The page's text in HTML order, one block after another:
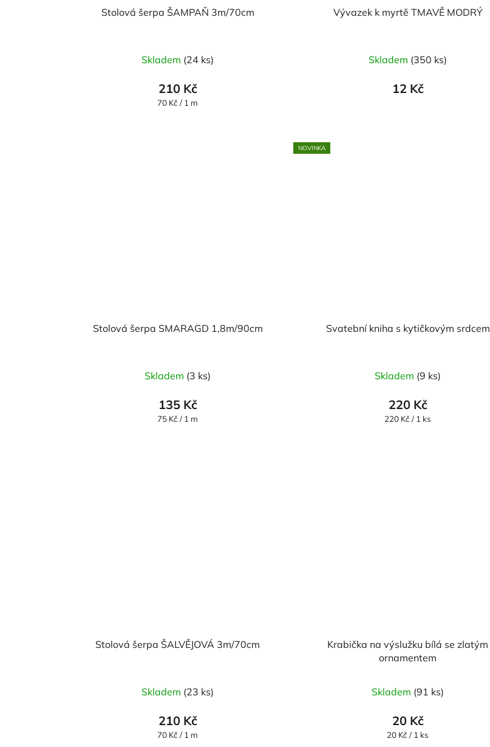
Stolová šerpa ŠAMPAŇ 3m/70cm
Skladem (24 ks)
210 Kč
Měrná
70 Kč / 1 m
Vývazek k myrtě TMAVĚ MODRÝ
Skladem (350 ks)
12 Kč
Stolová šerpa SMARAGD 1,8m/90cm
Skladem (3 ks)
135 Kč
Měrná
75 Kč / 1 m
NOVINKA
Svatební kniha s kytičkovým srdcem
Skladem (9 ks)
220 Kč
Měrná
220 Kč / 1 ks
Stolová šerpa ŠALVĚJOVÁ 3m/70cm
hodnocení
produktu
je
Skladem (23 ks)
210 Kč
Měrná
70 Kč / 1 m
Krabička na výslužku bílá se zlatým
ornamentem
Skladem (91 ks)
20 Kč
Měrná
20 Kč / 1 ks